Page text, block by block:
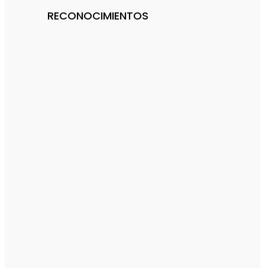
RECONOCIMIENTOS